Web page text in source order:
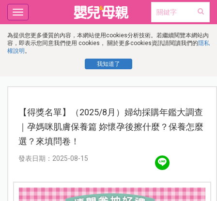
為提供您更多優質的內容，本網站使用cookies分析技術。若繼續閱覽本網站內
容，即表示您同意我們使用 cookies， 關於更多cookies資訊請閱讀我們的隱私
權說明 。
我知道了
Toggle
navigation
【得獎名單】（2025/8月）婦幼採購年鑑大調查
｜孕媽咪肌膚保養篇 妳懷孕後擦什麼？保養怎麼
選？來填問卷！
發表日期：2025-08-15